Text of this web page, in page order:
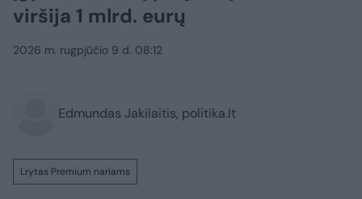
viršija 1 mlrd. eurų
2026 m. rugpjūčio 9 d. 08:12
Edmundas Jakilaitis, politika.lt
Lrytas Premium nariams